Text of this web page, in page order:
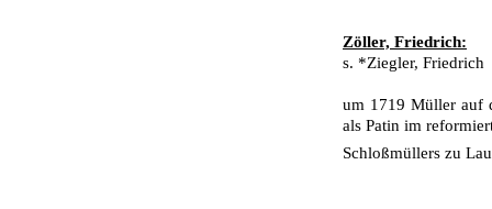
Zöller, Friedrich:
s. *Ziegler, Friedrich
um 1719 Müller auf
als Patin im
Schloßmüllers zu